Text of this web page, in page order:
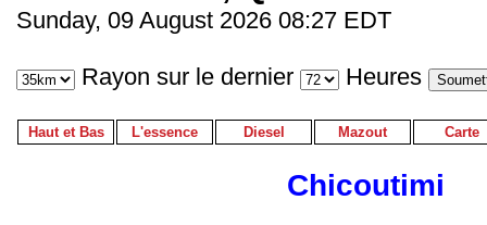
Sunday, 09 August 2026 08:27 EDT
Rayon sur le dernier Heures
Haut et Bas L'essence Diesel Mazout Carte
Chicoutimi